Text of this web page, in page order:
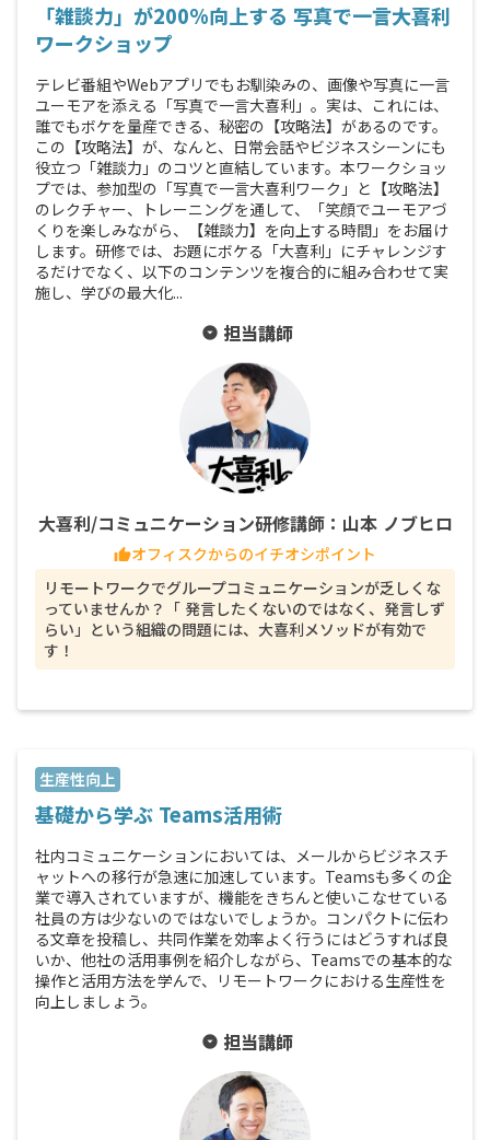
「雑談⼒」が200%向上する 写真で⼀⾔⼤喜利
ワークショップ
テレビ番組やWebアプリでもお馴染みの、画像や写真に⼀⾔
ユーモアを添える「写真で⼀⾔⼤喜利」。実は、これには、
誰でもボケを量産できる、秘密の【攻略法】があるのです。
この【攻略法】が、なんと、⽇常会話やビジネスシーンにも
役⽴つ「雑談⼒」のコツと直結しています。本ワークショッ
プでは、参加型の「写真で⼀⾔⼤喜利ワーク」と【攻略法】
のレクチャー、トレーニングを通して、「笑顔でユーモアづ
くりを楽しみながら、【雑談⼒】を向上する時間」をお届け
します。研修では、お題にボケる「⼤喜利」にチャレンジす
るだけでなく、以下のコンテンツを複合的に組み合わせて実
施し、学びの最⼤化...
arrow_drop_down_circle 担当講師
大喜利/コミュニケーション研修講師：山本 ノブヒロ
thumb_upオフィスクからのイチオシポイント
リモートワークでグループコミュニケーションが乏しくな
っていませんか？「 発言したくないのではなく、発言しず
らい」という組織の問題には、大喜利メソッドが有効で
す！
生産性向上
基礎から学ぶ Teams活用術
社内コミュニケーションにおいては、メールからビジネスチ
ャットへの移行が急速に加速しています。Teamsも多くの企
業で導入されていますが、機能をきちんと使いこなせている
社員の方は少ないのではないでしょうか。コンパクトに伝わ
る文章を投稿し、共同作業を効率よく行うにはどうすれば良
いか、他社の活用事例を紹介しながら、Teamsでの基本的な
操作と活用方法を学んで、リモートワークにおける生産性を
向上しましょう。
arrow_drop_down_circle 担当講師